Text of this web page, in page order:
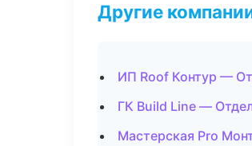
Другие
ИП Roof Контур —
ГК Build Line —
Мастерская Pro